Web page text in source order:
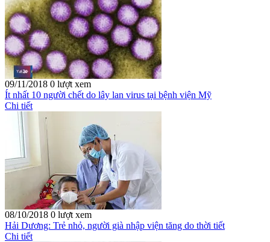
09/11/2018 0 lượt xem
Ít nhất 10 người chết do lây lan virus tại bệnh viện Mỹ
Chi tiết
08/10/2018 0 lượt xem
Hải Dương: Trẻ nhỏ, người già nhập viện tăng do thời tiết
Chi tiết